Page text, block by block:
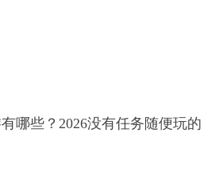
哪些？2026没有任务随便玩的